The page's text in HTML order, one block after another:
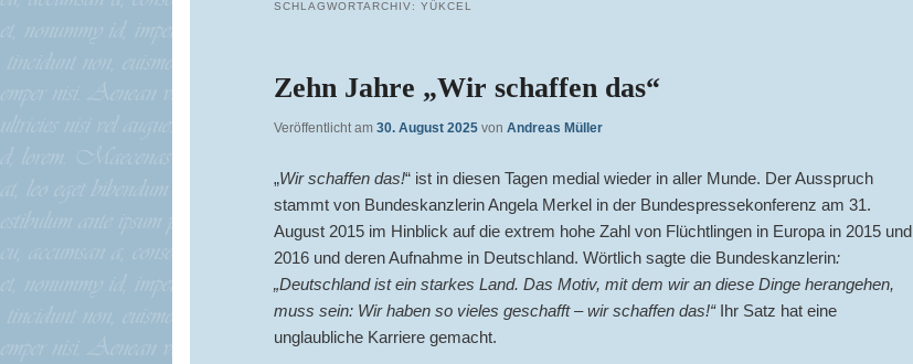
SCHLAGWORTARCHIV: YÜKCEL
Zehn Jahre „Wir schaffen das“
Veröffentlicht am 30. August 2025 von Andreas Müller
„Wir schaffen das!“ ist in diesen Tagen medial wieder in aller Munde. Der Ausspruch
stammt von Bundeskanzlerin Angela Merkel in der Bundespressekonferenz am 31.
August 2015 im Hinblick auf die extrem hohe Zahl von Flüchtlingen in Europa in 2015 und
2016 und deren Aufnahme in Deutschland. Wörtlich sagte die Bundeskanzlerin:
„Deutschland ist ein starkes Land. Das Motiv, mit dem wir an diese Dinge herangehen,
muss sein: Wir haben so vieles geschafft – wir schaffen das!“Ihr Satz hat eine
unglaubliche Karriere gemacht.